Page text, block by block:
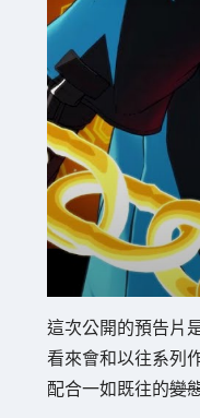
這次公開的預告片
看來會和以往系列
配合一如既往的變